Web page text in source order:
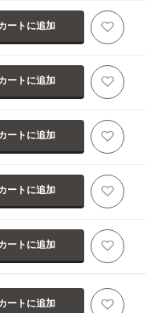
ートに追加
ートに追加
ートに追加
ートに追加
ートに追加
ートに追加